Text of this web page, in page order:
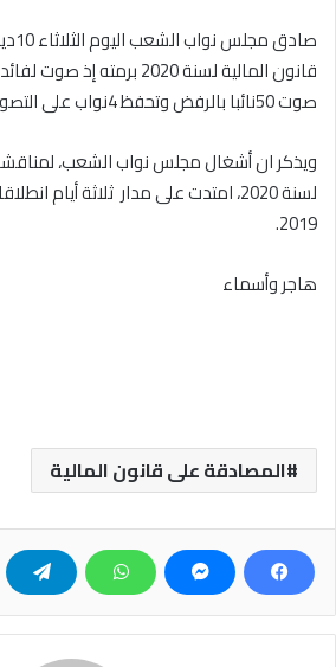
صوت 50نائبا بالرفض وتحفظ 4نواب على التصويت
ويذكر ان أشغال مجلس نواب الشعب،
2019.
هاجر وأسماء
المصادقة على قانون المالية